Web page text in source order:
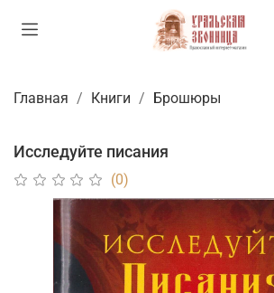
Главная Книги Брошюры
Исследуйте писания
(0)